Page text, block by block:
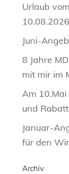
Urlaub
10.08.2026
Juni-
8 Jahre
mit mir im
Am
und
Januar-
für den
Archiv